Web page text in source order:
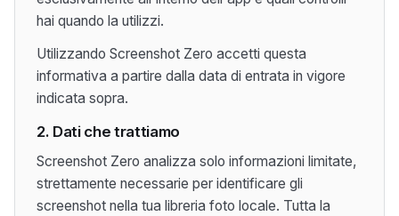
hai quando la utilizzi.
Utilizzando Screenshot Zero accetti questa
informativa a partire dalla data di entrata in vigore
indicata sopra.
2. Dati che trattiamo
Screenshot Zero analizza solo informazioni limitate,
strettamente necessarie per identificare gli
screenshot nella tua libreria foto locale. Tutta la